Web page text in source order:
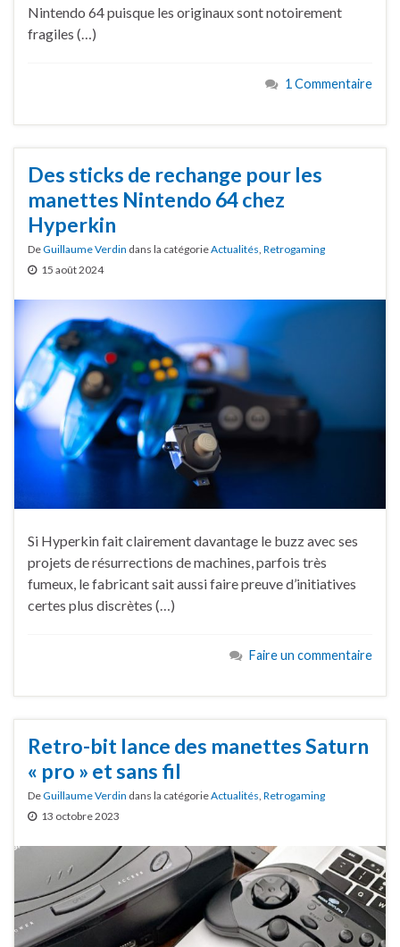
Nintendo 64 puisque les originaux sont notoirement
fragiles (…)
1 Commentaire
Des sticks de rechange pour les
manettes Nintendo 64 chez
Hyperkin
DeGuillaume Verdin dans la catégorieActualités Retrogaming
15 août 2024
Si Hyperkin fait clairement davantage le buzz avec ses
projets de résurrections de machines, parfois très
fumeux, le fabricant sait aussi faire preuve d’initiatives
certes plus discrètes (…)
Faire un commentaire
Retro-bit lance des manettes Saturn
« pro » et sans fil
DeGuillaume Verdin dans la catégorieActualités Retrogaming
13 octobre 2023